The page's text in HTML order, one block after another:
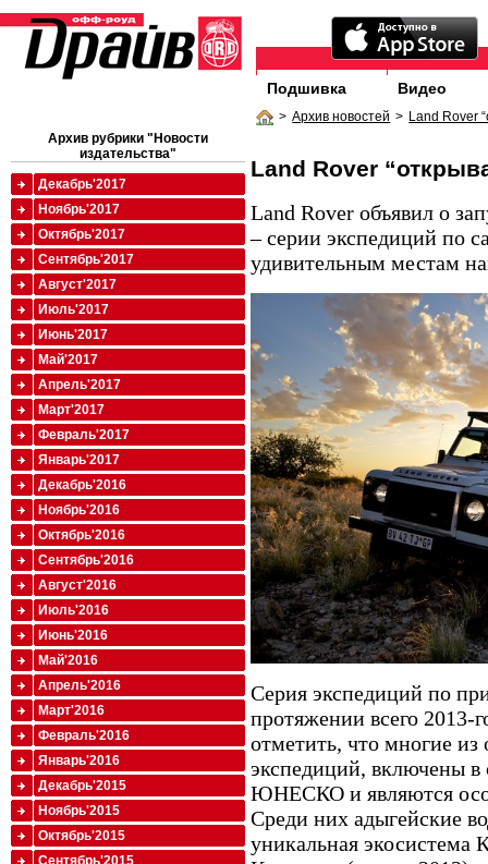
Подшивка Видео
> Архив новостей > Land Rover
Land Rover
Land Rover объявил о
– серии экспедиций по
удивительным местам
Серия экспедиций по
протяжении всего 2013-
отметить, что многие
экспедиций, включены в
ЮНЕСКО и являются
Среди них адыгейские
уникальная экосистема
Архив рубрики "Новости
издательства"
Декабрь'2017
Ноябрь'2017
Октябрь'2017
Сентябрь'2017
Август'2017
Июль'2017
Июнь'2017
Май'2017
Апрель'2017
Март'2017
Февраль'2017
Январь'2017
Декабрь'2016
Ноябрь'2016
Октябрь'2016
Сентябрь'2016
Август'2016
Июль'2016
Июнь'2016
Май'2016
Апрель'2016
Март'2016
Февраль'2016
Январь'2016
Декабрь'2015
Ноябрь'2015
Октябрь'2015
Сентябрь'2015